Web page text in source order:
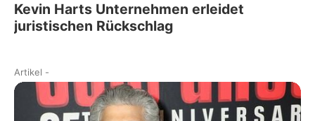
Kevin Harts Unternehmen erleidet
juristischen Rückschlag
Artikel -